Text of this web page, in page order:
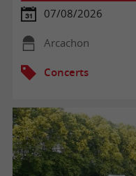
07/08/2026
Arcachon
Concerts